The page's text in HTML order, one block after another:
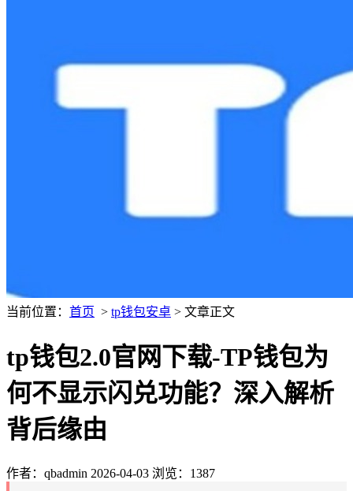
当前位置： 首页 > tp钱包安卓 > 文章正文
tp钱包2.0官网下载-TP钱包为
何不显示闪兑功能？深入解析
背后缘由
作者：qbadmin 2026-04-03 浏览：1387